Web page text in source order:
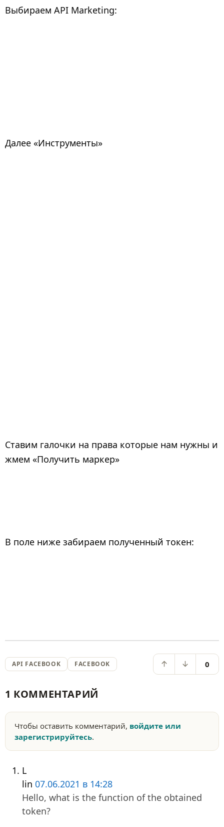
Выбираем API Marketing:
Далее «Инструменты»
Ставим галочки на права которые нам нужны и
жмем «Получить маркер»
В поле ниже забираем полученный токен:
API FACEBOOK FACEBOOK 0
1 КОММЕНТАРИЙ
Чтобы оставить комментарий, войдите или
зарегистрируйтесь.
L
lin 07.06.2021 в 14:28
Hello, what is the function of the obtained
token?